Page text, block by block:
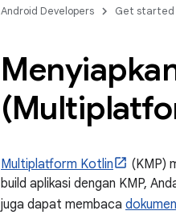
Android Developers Get started
Multiplatform Kotlin
(KMP)
build aplikasi dengan KMP,
juga dapat membaca